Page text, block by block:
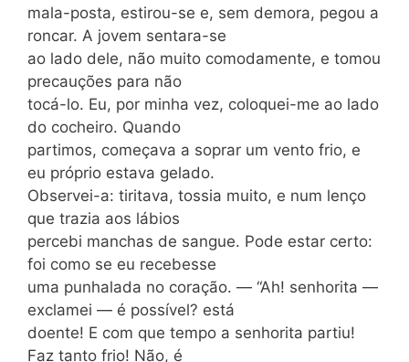
mala-posta, estirou-se e, sem demora, pegou a
roncar. A jovem sentara-se
ao lado dele, não muito comodamente, e tomou
precauções para não
tocá-lo. Eu, por minha vez, coloquei-me ao lado
do cocheiro. Quando
partimos, começava a soprar um vento frio, e
eu próprio estava gelado.
Observei-a: tiritava, tossia muito, e num lenço
que trazia aos lábios
percebi manchas de sangue. Pode estar certo:
foi como se eu recebesse
uma punhalada no coração. — “Ah! senhorita —
exclamei — é possível? está
doente! E com que tempo a senhorita partiu!
Faz tanto frio! Não, é